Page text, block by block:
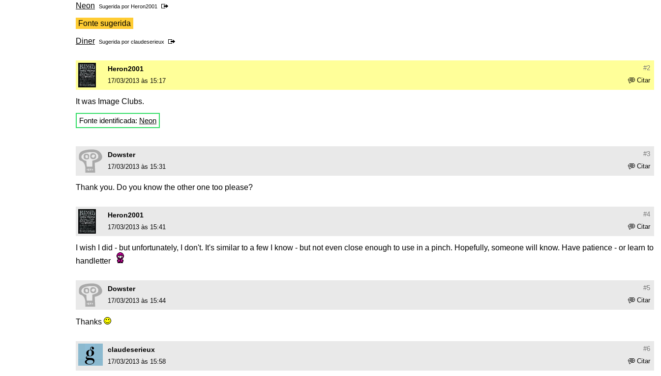
Neon Sugerida por Heron2001
Fonte sugerida
Diner Sugerida por claudeserieux
#2
Heron2001
Citar
17/03/2013 às 15:17
It was Image Clubs.
Fonte identificada: Neon
#3
Dowster
Citar
17/03/2013 às 15:31
Thank you. Do you know the other one too please?
#4
Heron2001
Citar
17/03/2013 às 15:41
I wish I did - but unfortunately, I don't. It's similar to a few I know - but not even close enough to use in a pinch. Hopefully, someone will know. Have patience - or learn to
handletter
#5
Dowster
Citar
17/03/2013 às 15:44
Thanks
#6
claudeserieux
Citar
17/03/2013 às 15:58